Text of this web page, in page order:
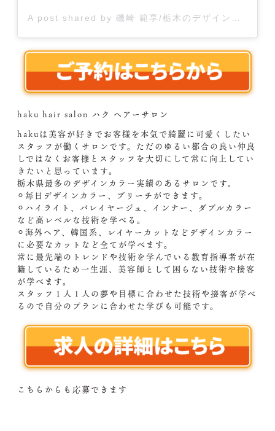
haku hair salon ハク ヘアーサロン
hakuは美容が好きでお客様を本気で綺麗に可愛くしたい
スタッフが働くサロンです。ただのゆるい都合の良い仲良
しではなくお客様とスタッフを大切にして常に向上してい
きたいと思っています。
栃木県最多のデザインカラー実績のあるサロンです。
⚪︎毎日デザインカラー、ブリーチができます。
⚪︎ハイライト、バレイヤージュ、インナー、ダブルカラー
など高レベルな技術を学べる。
⚪︎海外ヘア、韓国系、レイヤーカットなどデザインカラー
に必要なカットなど全てが学べます。
常に最先端のトレンドや技術を学んでいる教育指導者が在
籍しているため一生涯、美容師として困らない技術や接客
が学べます。
スタッフ１人１人の夢や目標に合わせた技術や接客が学べ
るので自分のプランに合わせた学びも可能です。
こちらからも応募できます